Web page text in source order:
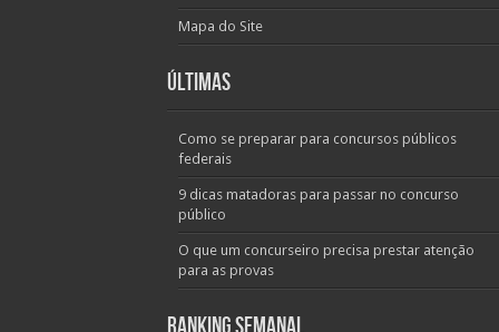
Mapa do Site
Últimas
Como se preparar para concursos públicos
federais
9 dicas matadoras para passar no concurso
público
O que um concurseiro precisa prestar atenção
para as provas